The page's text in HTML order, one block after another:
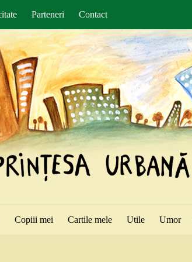
Parteneri Contact
Copiii mei Cartile mele Utile Umor